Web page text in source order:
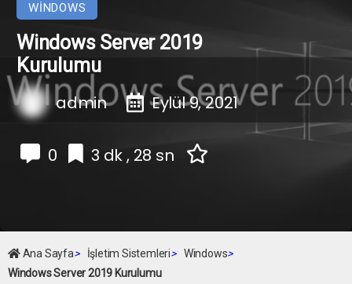
WINDOWS
Windows Server 2019
Kurulumu
admin Eylül 9, 2021
0 3 dk , 28 sn
Ana Sayfa> İşletim Sistemleri> Windows>
Windows Server 2019 Kurulumu